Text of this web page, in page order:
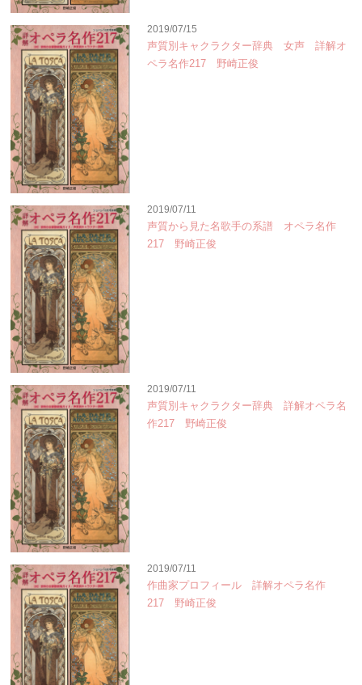
2019/07/15
声質別キャクラクター辞典 女声 詳解オ
ペラ名作217 野崎正俊
2019/07/11
声質から見た名歌手の系譜 オペラ名作
217 野崎正俊
2019/07/11
声質別キャクラクター辞典 詳解オペラ名
作217 野崎正俊
2019/07/11
作曲家プロフィール 詳解オペラ名作
217 野崎正俊